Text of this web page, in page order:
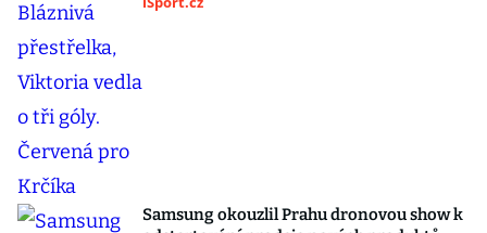
Samsung okouzlil Prahu dronovou show k